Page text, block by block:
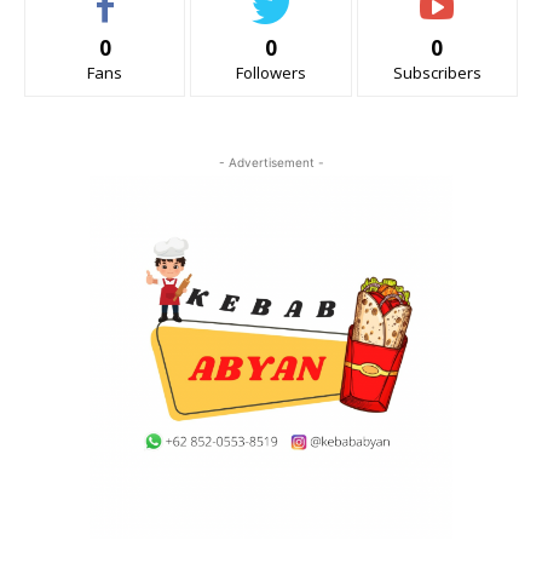
0
Fans
0
Followers
0
Subscribers
- Advertisement -